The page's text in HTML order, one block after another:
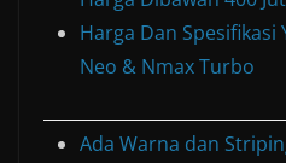
Harga Dan Spesifikasi
Neo & Nmax Turbo
Ada Warna dan